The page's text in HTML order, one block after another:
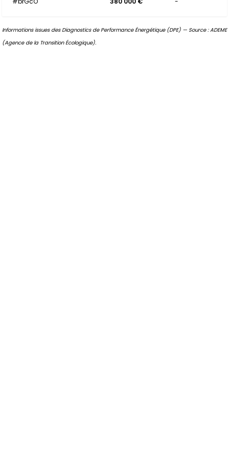
Informations issues des Diagnostics de Performance Énergétique (DPE) — Source : ADEME
(Agence de la Transition Écologique).